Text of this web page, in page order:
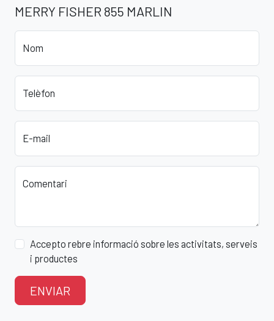
MERRY FISHER 855 MARLIN
Nom
Telèfon
E-mail
Comentari
Accepto rebre informació sobre les activitats, serveis
i productes
ENVIAR